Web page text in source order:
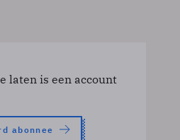
laten is een account
abonnee